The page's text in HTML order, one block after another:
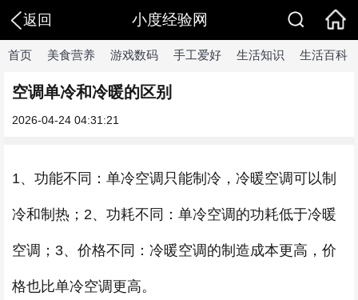
返回 小度经验网
首页 美食营养 游戏数码 手工爱好 生活知识 生活百科
空调单冷和冷暖的区别
2026-04-24 04:31:21
1、功能不同：单冷空调只能制冷，冷暖空调可以制
冷和制热；2、功耗不同：单冷空调的功耗低于冷暖
空调；3、价格不同：冷暖空调的制造成本更高，价
格也比单冷空调更高。